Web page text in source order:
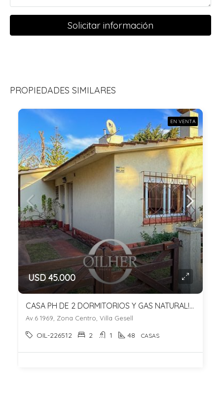
Solicitar información
PROPIEDADES SIMILARES
EN VENTA
USD 45.000
CASA PH DE 2 DORMITORIOS Y GAS NATURAL! ZONA BOTTGER – SIN EXPENSAS!
Av.6 1969, Zona Centro, Villa Gesell
OIL-226512 2 1 48 CASAS